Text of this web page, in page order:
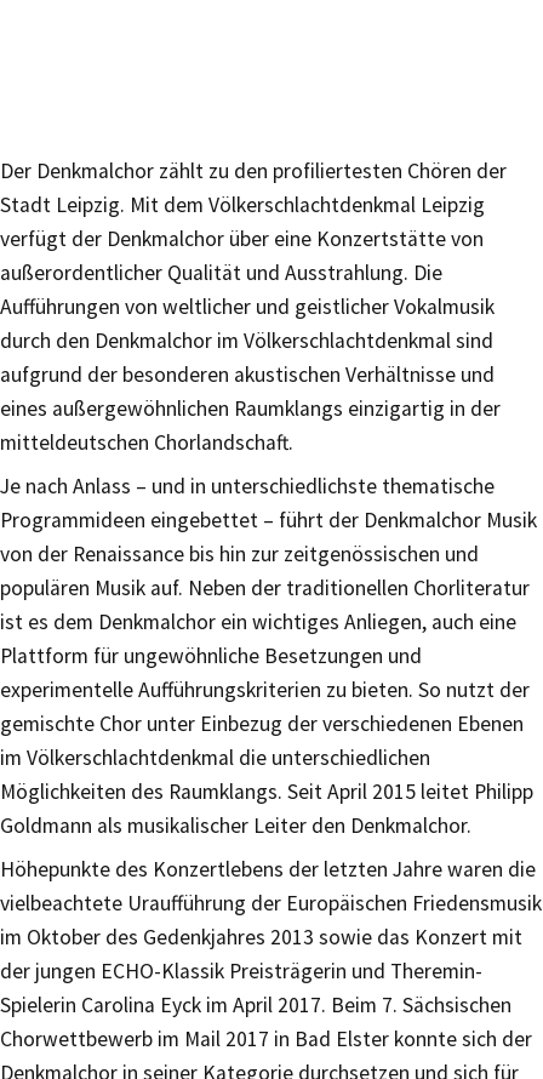
Der Denkmalchor zählt zu den profiliertesten Chören der
Stadt Leipzig. Mit dem Völkerschlachtdenkmal Leipzig
verfügt der Denkmalchor über eine Konzertstätte von
außerordentlicher Qualität und Ausstrahlung. Die
Aufführungen von weltlicher und geistlicher Vokalmusik
durch den Denkmalchor im Völkerschlachtdenkmal sind
aufgrund der besonderen akustischen Verhältnisse und
eines außergewöhnlichen Raumklangs einzigartig in der
mitteldeutschen Chorlandschaft.
Je nach Anlass – und in unterschiedlichste thematische
Programmideen eingebettet – führt der Denkmalchor Musik
von der Renaissance bis hin zur zeitgenössischen und
populären Musik auf. Neben der traditionellen Chorliteratur
ist es dem Denkmalchor ein wichtiges Anliegen, auch eine
Plattform für ungewöhnliche Besetzungen und
experimentelle Aufführungskriterien zu bieten. So nutzt der
gemischte Chor unter Einbezug der verschiedenen Ebenen
im Völkerschlachtdenkmal die unterschiedlichen
Möglichkeiten des Raumklangs. Seit April 2015 leitet Philipp
Goldmann als musikalischer Leiter den Denkmalchor.
Höhepunkte des Konzertlebens der letzten Jahre waren die
vielbeachtete Uraufführung der Europäischen Friedensmusik
im Oktober des Gedenkjahres 2013 sowie das Konzert mit
der jungen ECHO-Klassik Preisträgerin und Theremin-
Spielerin Carolina Eyck im April 2017. Beim 7. Sächsischen
Chorwettbewerb im Mail 2017 in Bad Elster konnte sich der
Denkmalchor in seiner Kategorie durchsetzen und sich für